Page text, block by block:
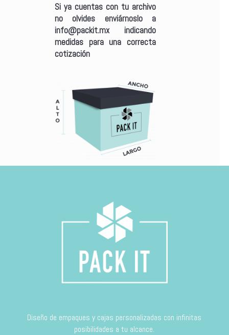
Si ya cuentas con tu archivo
no olvides enviárnoslo a
info@packit.mxindicando
medidas para una correcta
cotización
Diseño de empaques y cajas personalizadas con infinitas
posibilidades a tu alcance.